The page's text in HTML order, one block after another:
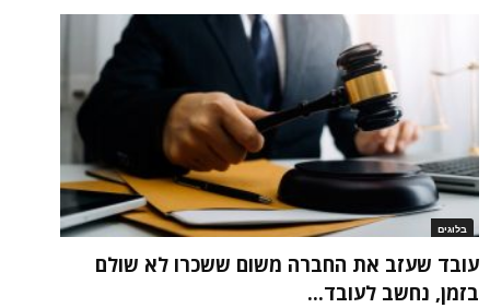
בלוגים
עובד שעזב את החברה משום ששכרו לא שולם
בזמן, נחשב לעובד...